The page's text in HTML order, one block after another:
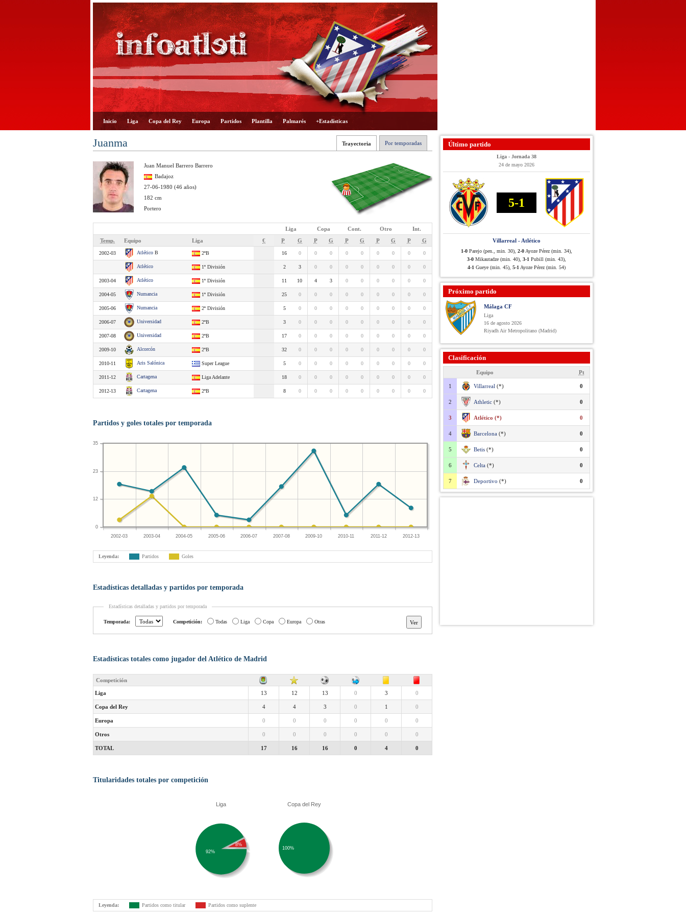
Inicio Liga Copa del Rey Europa Partidos Plantilla Palmarés +Estadísticas
Por temporadas
Trayectoria
Juanma
Juan Manuel Barrero Barrero
Badajoz
27-06-1980 (46 años)
182 cm
Portero
Liga Copa Cont. Otro
Int.
Temp.
Equipo Liga € P G P G P G P G P G
2002-03 Atlético B 2ªB 16 0 0 0 0 0 0 0 0 0
Atlético 1ª División 2 3 0 0 0 0 0 0 0 0
2003-04 Atlético 1ª División 11 10 4 3 0 0 0 0 0 0
2004-05 Numancia 1ª División 25 0 0 0 0 0 0 0 0 0
2005-06 Numancia 2ª División 5 0 0 0 0 0 0 0 0 0
2006-07 Universidad 2ªB 3 0 0 0 0 0 0 0 0 0
2007-08 Universidad 2ªB 17 0 0 0 0 0 0 0 0 0
2009-10 Alcorcón 2ªB 32 0 0 0 0 0 0 0 0 0
2010-11 Aris Salónica Super League 5 0 0 0 0 0 0 0 0 0
2011-12 Cartagena Liga Adelante 18 0 0 0 0 0 0 0 0 0
2012-13 Cartagena 2ªB 8 0 0 0 0 0 0 0 0 0
Partidos y goles totales por temporada
2002-03 2003-04 2004-05 2005-06 2006-07 2007-08 2009-10 2010-11 2011-12 2012-13
0
12
23
35
Leyenda: Partidos Goles
Estadísticas detalladas y partidos por temporada
Estadísticas detalladas y partidos por temporada
Temporada: Competición: Todas Liga Copa Europa Otras
Estadísticas totales como jugador del Atlético de Madrid
Competición
Liga 13 12 13 0 3 0
Copa del Rey 4 4 3 0 1 0
Europa 0 0 0 0 0 0
Otros 0 0 0 0 0 0
TOTAL 17 16 16 0 4 0
Titularidades totales por competición
Liga
92%
8%
Copa del Rey
100%
Leyenda: Partidos como titular Partidos como suplente
Último partido
Liga - Jornada 38
24 de mayo 2026
5-1
Villarreal - Atlético
1-0 Parejo (pen., min. 30), 2-0 Ayoze Pérez (min. 34),
3-0 Mikautadze (min. 40), 3-1 Pubill (min. 43),
4-1 Gueye (min. 45), 5-1 Ayoze Pérez (min. 54)
Próximo partido
Málaga CF
Liga
16 de agosto 2026
Riyadh Air Metropolitano (Madrid)
Clasificación
Equipo Pt
1 Villarreal (*) 0
2 Athletic (*) 0
3 Atlético (*) 0
4 Barcelona (*) 0
5 Betis (*) 0
6 Celta (*) 0
7 Deportivo (*) 0